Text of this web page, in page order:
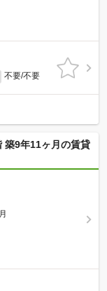
不要/不要
築9年11ヶ月の賃貸